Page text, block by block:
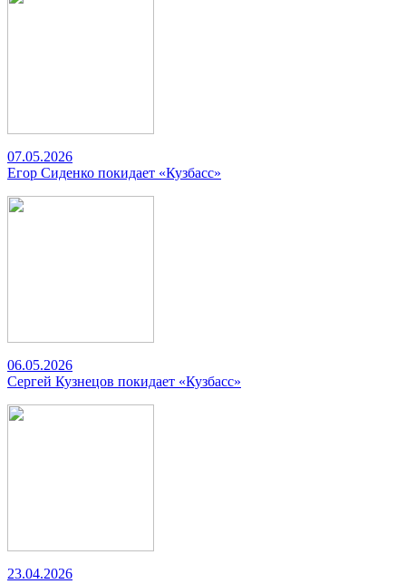
07.05.2026
Егор Сиденко покидает «Кузбасс»
06.05.2026
Сергей Кузнецов покидает «Кузбасс»
23.04.2026